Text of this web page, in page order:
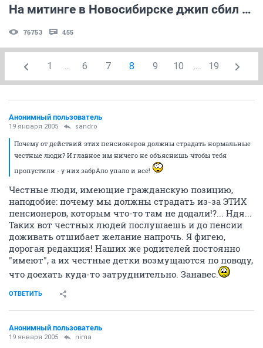
На митинге в Новосибирске джип сбил пенсионерку
76753 455
1 ... 6 7 8 9 10 ... 19
Анонимный пользователь
19 января 2005 sandro
Почему от действий этих пенсионеров должны страдать нормальные
честные люди? И главное им ничего не объяснишь чтобы тебя
пропустили - у них забрАло упало и все!
Честные люди, имеющие гражданскую позицию,
наподобие: почему мы должны страдать из-за ЭТИХ
пенсионеров, которым что-то там не додали!?... Ндя...
Таких вот честных людей послушаешь и до пенсии
доживать отшибает желание напрочь. Я фигею,
дорогая редакция! Наших же родителей постоянно
"имеют", а их честные детки возмущаются по поводу,
что доехать куда-то затруднительно. Занавес.
ОТВЕТИТЬ
Анонимный пользователь
19 января 2005 nima